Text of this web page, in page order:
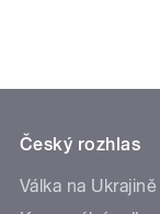
Český rozhlas
Válka na Ukrajině